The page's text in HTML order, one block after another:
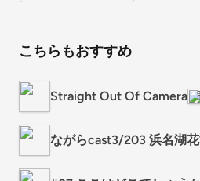
こちらもおすすめ
Straight Out Of Camera
ながらcast3/203 浜名湖